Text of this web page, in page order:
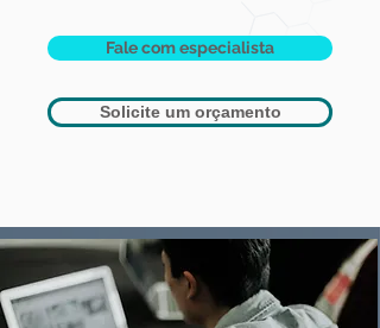
Fale com especialista
Solicite um orçamento